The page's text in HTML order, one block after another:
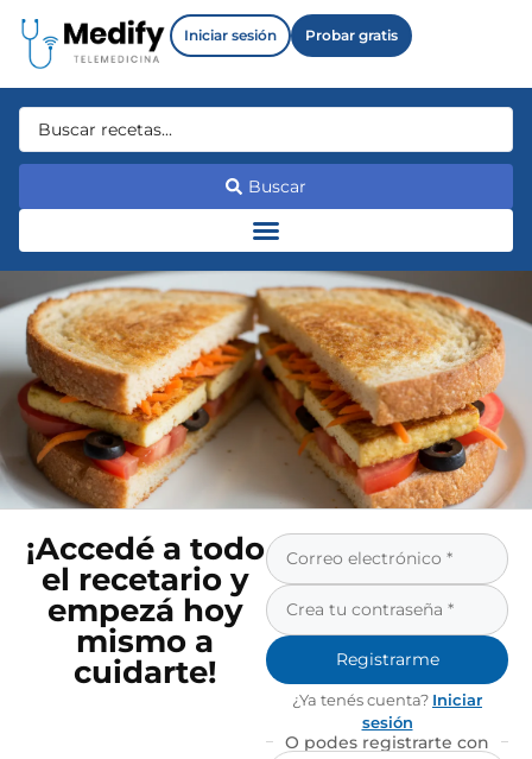
Iniciar sesión Probar gratis
Buscar
¡Accedé a todo
el recetario y
empezá hoy
mismo a
cuidarte!
Registrarme
¿Ya tenés cuenta? Iniciar
sesión
O podes registrarte con